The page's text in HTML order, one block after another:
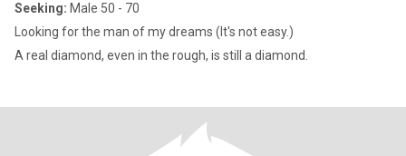
Seeking: Male 50 - 70
Looking for the man of my dreams (It's not easy.)
A real diamond, even in the rough, is still a diamond.